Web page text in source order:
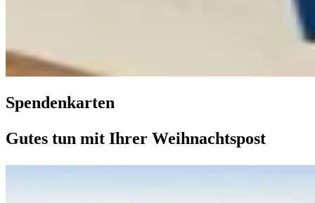
Spendenkarten
Gutes tun mit Ihrer Weihnachtspost